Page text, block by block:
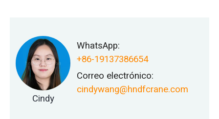
Cindy
WhatsApp:
+86-19137386654
Correo electrónico:
cindywang@hndfcrane.com